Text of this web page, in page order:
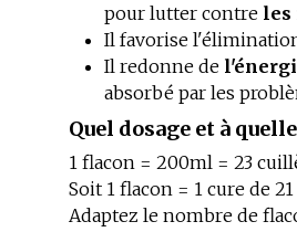
pour lutter contre les
Il favorise
Il redonne de
absorbé par les
Quel dosage et à
1 flacon = 200ml = 23
Soit 1 flacon = 1 cure de
Adaptez le nombre de